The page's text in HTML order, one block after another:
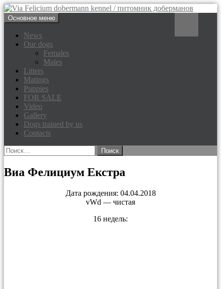
Via Felicium dobermann
kennel / питомник доберманов
Основное меню
к
News
Our dogs
Females
Males
Litters
Matings
Puppies
FOR SALE
Video
Gallery
Dogs trained by us
Contacts
Найти:
Виа Фелициум Екстра
Дата рождения: 04.04.2018
vWd — чистая
16 недель: